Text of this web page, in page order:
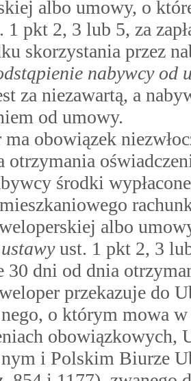
albo umowy, o
pkt 2, 3 lub 5, za
skorzystania przez
nabywcy od
za niezawartą, a
od umowy.
ma obowiązek
otrzymania
środki
albo
ust. 1 pkt 2, 3
30 dni od dnia
przekazuje do
o którym mowa
obowiązkowych,
i Polskim Biurze